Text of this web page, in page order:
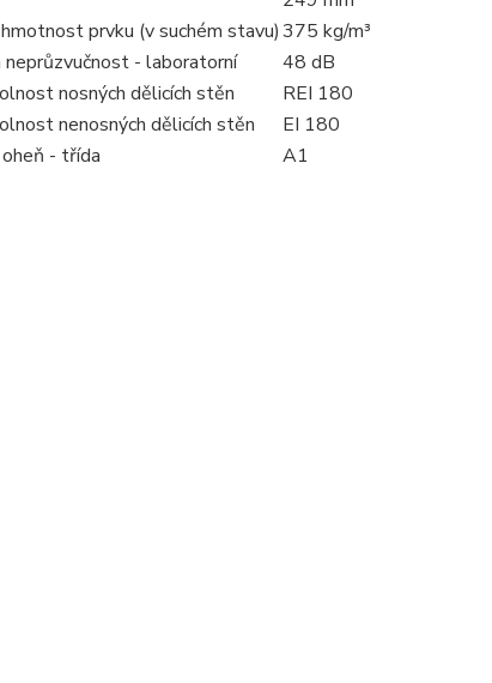
prvku (v suchém stavu)375 kg/m³
neprůzvučnost - laboratorní
48 dB
nosných dělicích stěn
REI 180
nenosných dělicích stěn
EI 180
- třída
A1